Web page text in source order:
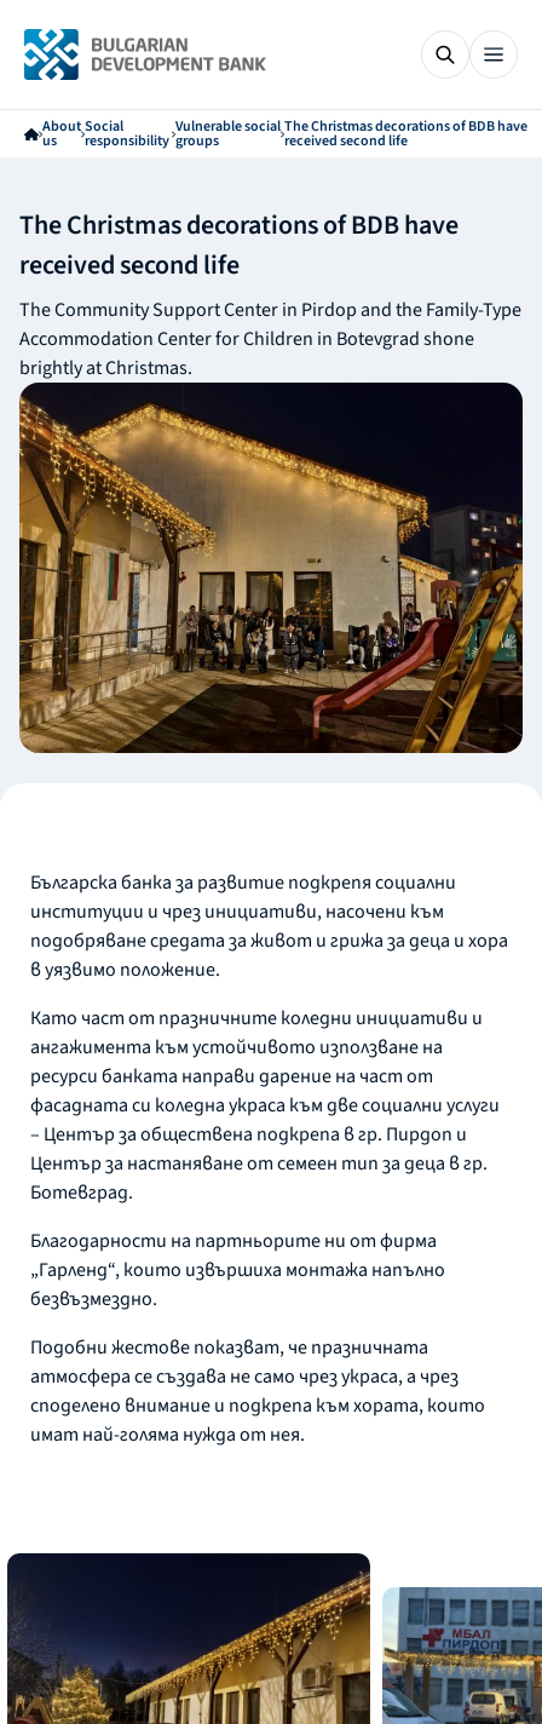
About
us
Social
responsibility
Vulnerable social
groups
The Christmas decorations of BDB have
received second life
The Christmas decorations of BDB have
received second life
The Community Support Center in Pirdop and the Family-Type
Accommodation Center for Children in Botevgrad shone
brightly at Christmas.
Българска банка за развитие подкрепя социални
институции и чрез инициативи, насочени към
подобряване средата за живот и грижа за деца и хора
в уязвимо положение.
Като част от празничните коледни инициативи и
ангажимента към устойчивото използване на
ресурси банката направи дарение на част от
фасадната си коледна украса към две социални услуги
– Център за обществена подкрепа в гр. Пирдоп и
Център за настаняване от семеен тип за деца в гр.
Ботевград.
Благодарности на партньорите ни от фирма
„Гарленд“, които извършиха монтажа напълно
безвъзмездно.
Подобни жестове показват, че празничната
атмосфера се създава не само чрез украса, а чрез
споделено внимание и подкрепа към хората, които
имат най-голяма нужда от нея.